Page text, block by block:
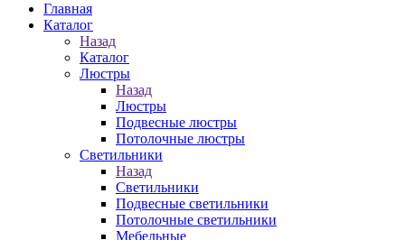
Главная
Каталог
Назад
Каталог
Люстры
Назад
Люстры
Подвесные люстры
Потолочные люстры
Светильники
Назад
Светильники
Подвесные светильники
Потолочные светильники
Мебельные